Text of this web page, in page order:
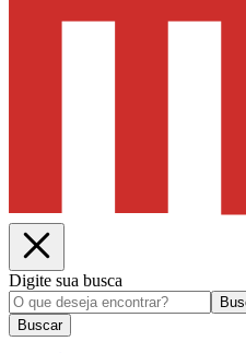
Digite sua busca
Buscar